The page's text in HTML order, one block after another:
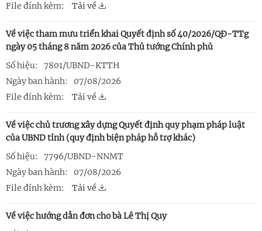
File đính kèm:
Tải về
Về việc tham mưu triển khai Quyết định số 40/2026/QĐ-TTg
ngày 05 tháng 8 năm 2026 của Thủ tướng Chính phủ
Số hiệu:
7801/UBND-KTTH
Ngày ban hành:
07/08/2026
File đính kèm:
Tải về
Về việc chủ trương xây dựng Quyết định quy phạm pháp luật
của UBND tỉnh (quy định biện pháp hỗ trợ khác)
Số hiệu:
7796/UBND-NNMT
Ngày ban hành:
07/08/2026
File đính kèm:
Tải về
Về việc hướng dẫn đơn cho bà Lê Thị Quy